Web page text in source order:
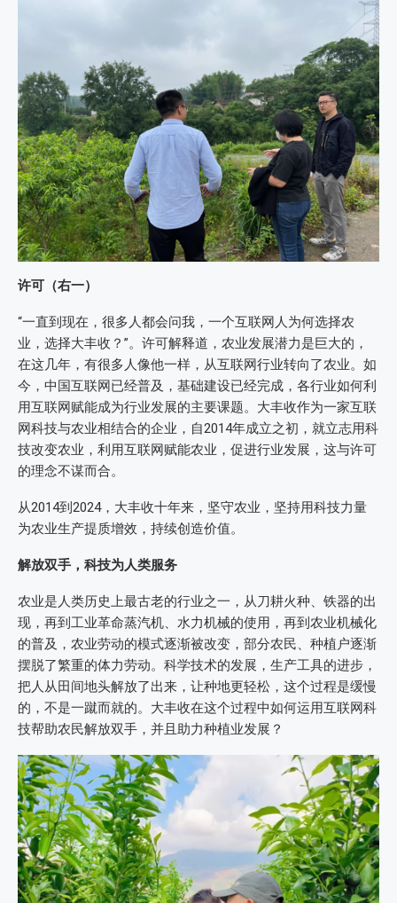
许可（右一）
“一直到现在，很多人都会问我，一个互联网人为何选择农
业，选择大丰收？”。许可解释道，农业发展潜力是巨大的，
在这几年，有很多人像他一样，从互联网行业转向了农业。如
今，中国互联网已经普及，基础建设已经完成，各行业如何利
用互联网赋能成为行业发展的主要课题。大丰收作为一家互联
网科技与农业相结合的企业，自2014年成立之初，就立志用科
技改变农业，利用互联网赋能农业，促进行业发展，这与许可
的理念不谋而合。
从2014到2024，大丰收十年来，坚守农业，坚持用科技力量
为农业生产提质增效，持续创造价值。
解放双手，科技为人类服务
农业是人类历史上最古老的行业之一，从刀耕火种、铁器的出
现，再到工业革命蒸汽机、水力机械的使用，再到农业机械化
的普及，农业劳动的模式逐渐被改变，部分农民、种植户逐渐
摆脱了繁重的体力劳动。科学技术的发展，生产工具的进步，
把人从田间地头解放了出来，让种地更轻松，这个过程是缓慢
的，不是一蹴而就的。大丰收在这个过程中如何运用互联网科
技帮助农民解放双手，并且助力种植业发展？